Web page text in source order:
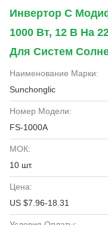
Инвертор С
1000 Вт, 12 В На
Для Систем
Наименование Марки:
Sunchonglic
Номер Модели:
FS-1000A
МОК:
10 шт.
Цена:
US $7.96-18.31